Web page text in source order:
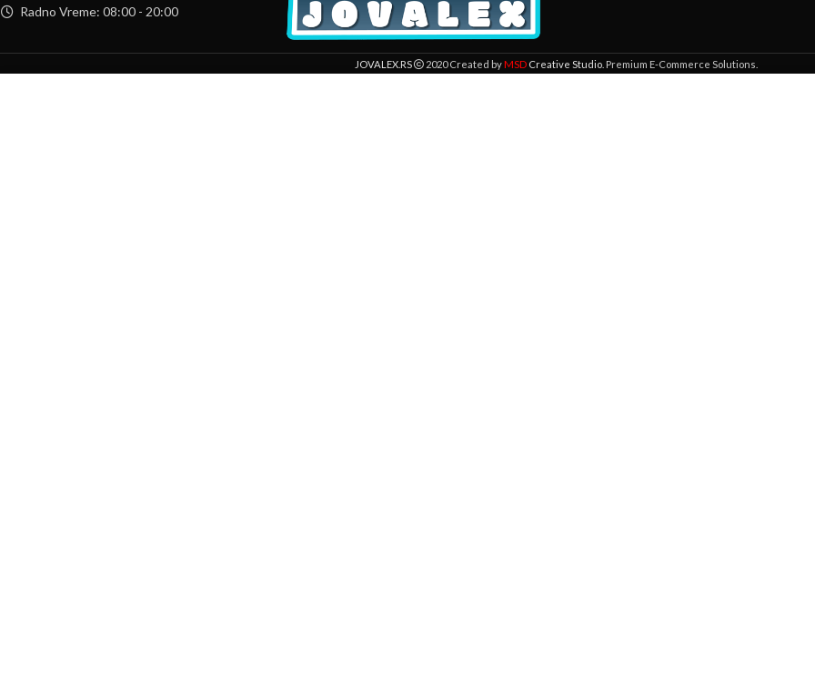
Radno Vreme: 08:00 - 20:00
JOVALEX.RS 2020 Created byMSDCreative Studio. Premium E-Commerce Solutions.